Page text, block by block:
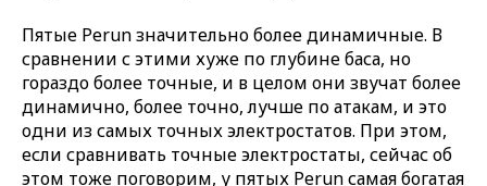
Пятые Perun значительно более динамичные. В
сравнении с этими хуже по глубине баса, но
гораздо более точные, и в целом они звучат более
динамично, более точно, лучше по атакам, и это
одни из самых точных электростатов. При этом,
если сравнивать точные электростаты, сейчас об
этом тоже поговорим, у пятых Perun самая богатая